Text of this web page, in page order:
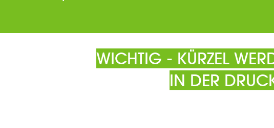
WICHTIG - KÜRZEL
IN DER